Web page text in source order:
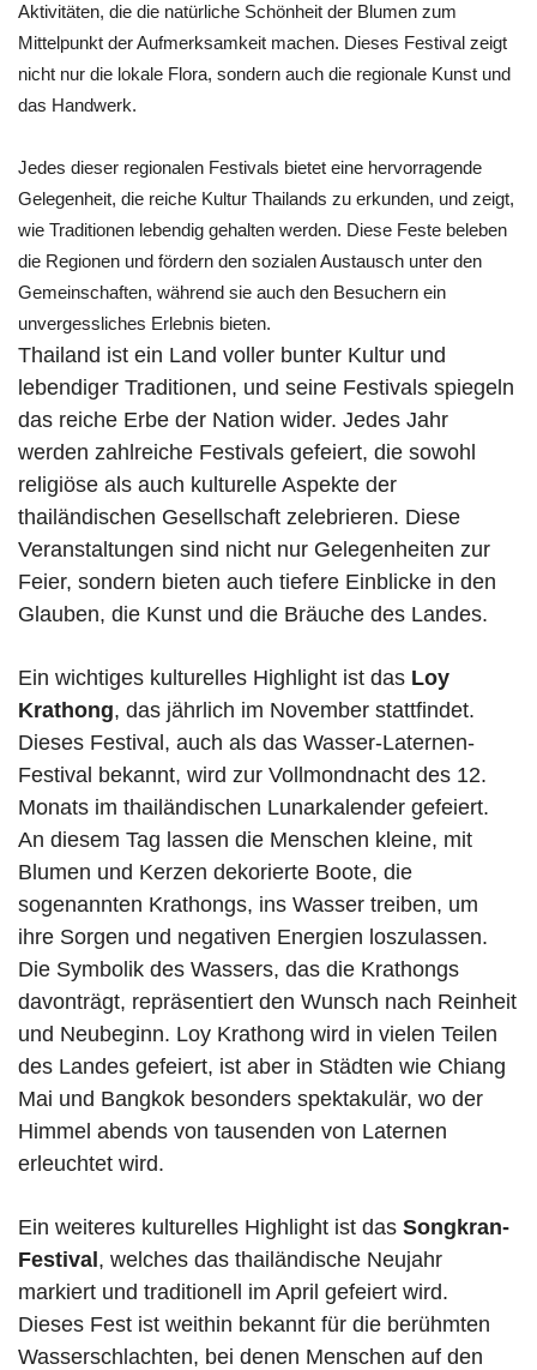
Aktivitäten, die die natürliche Schönheit der Blumen zum
Mittelpunkt der Aufmerksamkeit machen. Dieses Festival zeigt
nicht nur die lokale Flora, sondern auch die regionale Kunst und
das Handwerk.
Jedes dieser regionalen Festivals bietet eine hervorragende
Gelegenheit, die reiche Kultur Thailands zu erkunden, und zeigt,
wie Traditionen lebendig gehalten werden. Diese Feste beleben
die Regionen und fördern den sozialen Austausch unter den
Gemeinschaften, während sie auch den Besuchern ein
unvergessliches Erlebnis bieten.
Thailand ist ein Land voller bunter Kultur und
lebendiger Traditionen, und seine Festivals spiegeln
das reiche Erbe der Nation wider. Jedes Jahr
werden zahlreiche Festivals gefeiert, die sowohl
religiöse als auch kulturelle Aspekte der
thailändischen Gesellschaft zelebrieren. Diese
Veranstaltungen sind nicht nur Gelegenheiten zur
Feier, sondern bieten auch tiefere Einblicke in den
Glauben, die Kunst und die Bräuche des Landes.
Ein wichtiges kulturelles Highlight ist das Loy
Krathong, das jährlich im November stattfindet.
Dieses Festival, auch als das Wasser-Laternen-
Festival bekannt, wird zur Vollmondnacht des 12.
Monats im thailändischen Lunarkalender gefeiert.
An diesem Tag lassen die Menschen kleine, mit
Blumen und Kerzen dekorierte Boote, die
sogenannten Krathongs, ins Wasser treiben, um
ihre Sorgen und negativen Energien loszulassen.
Die Symbolik des Wassers, das die Krathongs
davonträgt, repräsentiert den Wunsch nach Reinheit
und Neubeginn. Loy Krathong wird in vielen Teilen
des Landes gefeiert, ist aber in Städten wie Chiang
Mai und Bangkok besonders spektakulär, wo der
Himmel abends von tausenden von Laternen
erleuchtet wird.
Ein weiteres kulturelles Highlight ist das Songkran-
Festival , welches das thailändische Neujahr
markiert und traditionell im April gefeiert wird.
Dieses Fest ist weithin bekannt für die berühmten
Wasserschlachten, bei denen Menschen auf den